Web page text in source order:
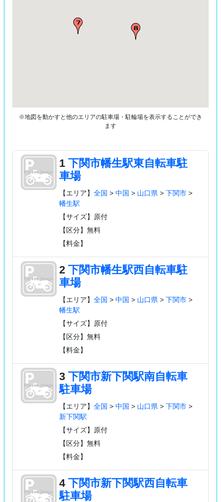
※地図を動かすと他のエリアの駐車場・駐輪場を表示することができ
ます
1 下関市幡生駅東自転車駐
車場
【エリア】 全国 > 中国 > 山口県 > 下関市>
幡生駅
【サイズ】原付
【区分】無料
【料金】
2 下関市幡生駅西自転車駐
車場
【エリア】 全国 > 中国 > 山口県 > 下関市>
幡生駅
【サイズ】原付
【区分】無料
【料金】
3 下関市新下関駅南自転車
駐車場
【エリア】 全国 > 中国 > 山口県 > 下関市>
新下関駅
【サイズ】原付
【区分】無料
【料金】
4 下関市新下関駅西自転車
駐車場